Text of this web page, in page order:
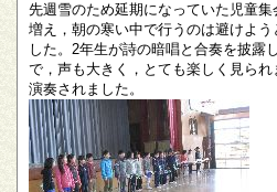
先週雪のため延期になっていた児童
増え，朝の寒い中で行うのは避けよ
した。2年生が詩の暗唱と合奏を披露
で，声も大きく，とても楽しく見ら
演奏されました。